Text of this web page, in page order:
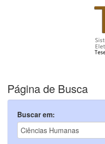
Página de Busca
Buscar em: